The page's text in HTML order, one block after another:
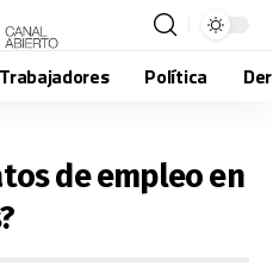
Trabajadores Política
de empleo en